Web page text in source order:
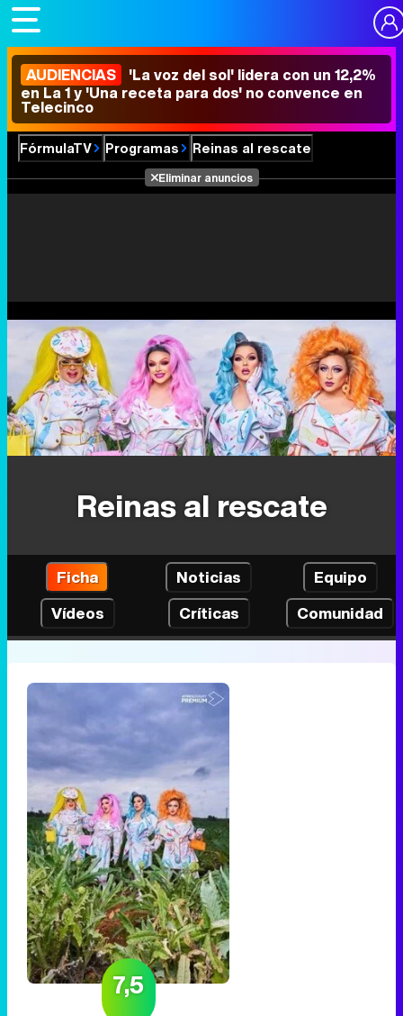
AUDIENCIAS 'La voz del sol' lidera con un 12,2%
en La 1 y 'Una receta para dos' no convence en
Telecinco
FórmulaTV Programas Reinas al rescate
Eliminar anuncios
Reinas al rescate
Ficha Noticias
Equipo
Vídeos
Críticas Comunidad
7,5